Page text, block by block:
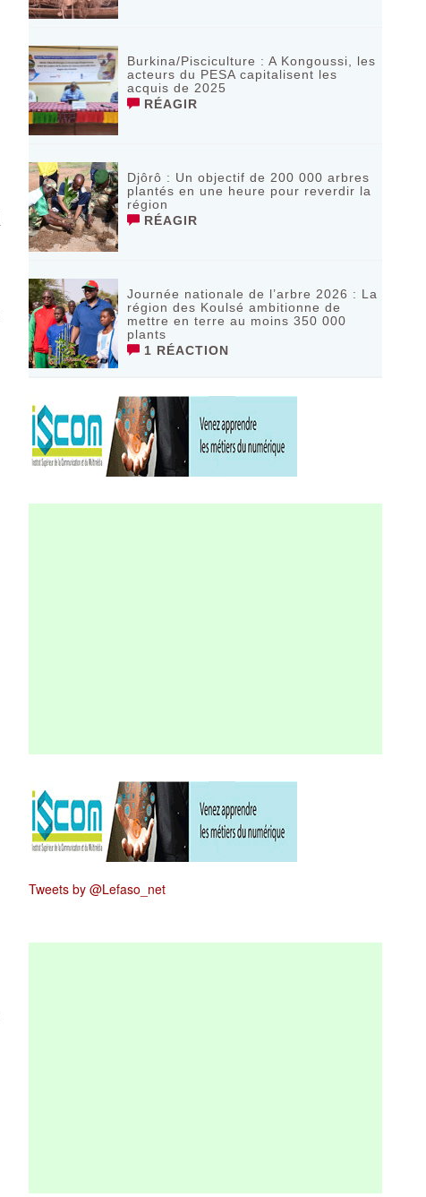
Burkina/Pisciculture : A Kongoussi, les
acteurs du PESA capitalisent les
acquis de 2025
RÉAGIR
Djôrô : Un objectif de 200 000 arbres
plantés en une heure pour reverdir la
région
RÉAGIR
Journée nationale de l’arbre 2026 : La
région des Koulsé ambitionne de
mettre en terre au moins 350 000
plants
1 RÉACTION
Tweets by @Lefaso_net